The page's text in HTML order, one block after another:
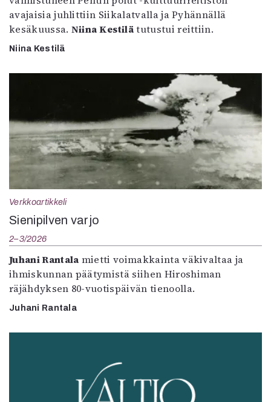
avajaisia juhlittiin Siikalatvalla ja Pyhännällä
kesäkuussa. Niina Kestilätutustui reittiin.
Niina Kestilä
Verkkoartikkeli
Sienipilven varjo
2–3/2026
Juhani Rantala mietti voimakkainta väkivaltaa ja
ihmiskunnan päätymistä siihen Hiroshiman
räjähdyksen 80-vuotispäivän tienoolla.
Juhani Rantala